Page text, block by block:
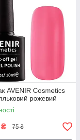
AVENIR Cosmetics
рожевий
₴ 75 ₴